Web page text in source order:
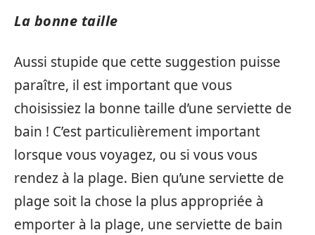
La bonne taille
Aussi stupide que cette suggestion puisse
paraître, il est important que vous
choisissiez la bonne taille d’une serviette de
bain ! C’est particulièrement important
lorsque vous voyagez, ou si vous vous
rendez à la plage. Bien qu’une serviette de
plage soit la chose la plus appropriée à
emporter à la plage, une serviette de bain